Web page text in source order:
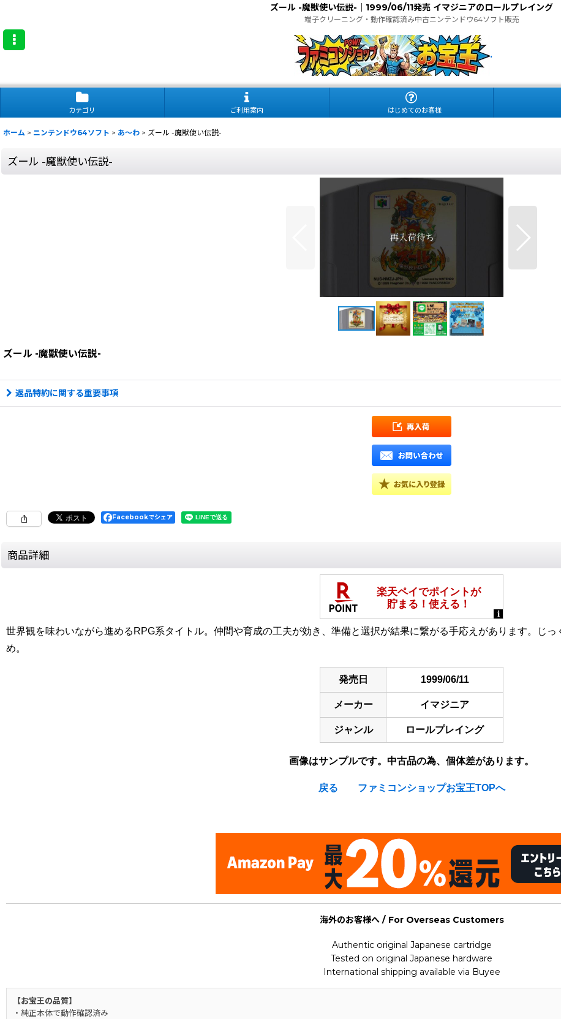
ズール -魔獣使い伝説-｜1999/06/11発売 イマジニアのロールプレイング
端子クリーニング・動作確認済み中古ニンテンドウ64ソフト販売
.
カテゴリ ご利用案内 はじめてのお客様
ホーム > ニンテンドウ64ソフト > あ〜わ > ズール -魔獣使い伝説-
ズール -魔獣使い伝説-
ズール -魔獣使い伝説-
返品特約に関する重要事項
Facebookでシェア
商品詳細
世界観を味わいながら進めるRPG系タイトル。仲間や育成の工夫が効き、準備と選択が結果に繋がる手応えがあります。じ
め。
発売日 1999/06/11
メーカー イマジニア
ジャンル ロールプレイング
画像はサンプルです。中古品の為、個体差があります。
戻る ファミコンショップお宝王TOPへ
海外のお客様へ / For Overseas Customers
Authentic original Japanese cartridge
Tested on original Japanese hardware
International shipping available via Buyee
【お宝王の品質】
・純正本体で動作確認済み